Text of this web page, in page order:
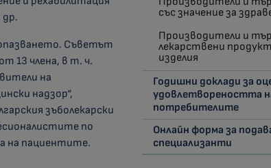
др.
Съветът
13 члена, в т. ч.
на
надзор“,
зъболекарски
по
на пациентите.
със значение за
Производители и
лекарствени
изделия
Годишни доклади за
удовлетвореността
потребителите
Онлайн форма за
специализанти